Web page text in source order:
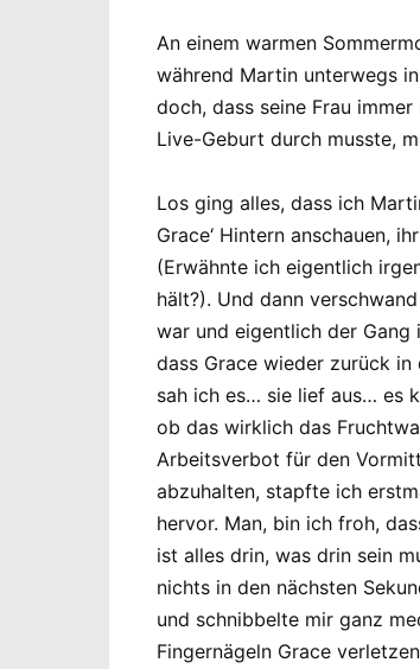
An einem warmen
während Martin unterwegs
doch, dass seine Frau
Live-Geburt durch musste,
Los ging alles, dass ich
Grace‘ Hintern anschauen,
(Erwähnte ich eigentlich
hält?). Und dann
war und eigentlich der Gang
dass Grace wieder zurück
sah ich es… sie lief aus… es
ob das wirklich das
Arbeitsverbot für den
abzuhalten, stapfte ich
hervor. Man, bin ich froh,
ist alles drin, was drin sein
nichts in den nächsten
und schnibbelte mir ganz
Fingernägeln Grace